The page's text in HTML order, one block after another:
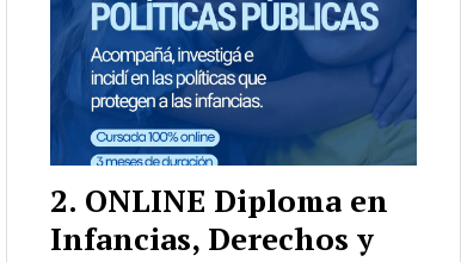
ONLINE Diploma en
Infancias, Derechos y